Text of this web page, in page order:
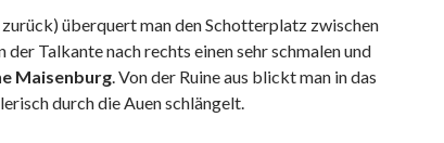
überquert man den Schotterplatz zwischen
Talkante nach rechts einen sehr schmalen und
Maisenburg. Von der Ruine aus blickt man in das
durch die Auen schlängelt.